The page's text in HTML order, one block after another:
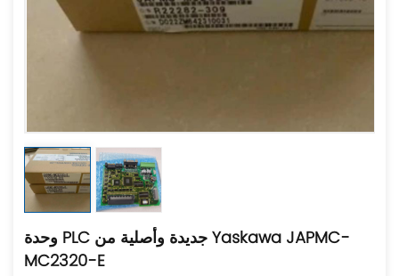
وحدة PLC جديدة وأصلية من Yaskawa JAPMC-
MC2320-E